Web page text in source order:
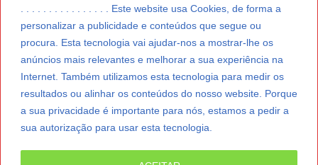
. . . . . . . . . . . . . . . . Este website usa Cookies, de forma a
personalizar a publicidade e conteúdos que segue ou
procura. Esta tecnologia vai ajudar-nos a mostrar-lhe os
anúncios mais relevantes e melhorar a sua experiência na
Internet. Também utilizamos esta tecnologia para medir os
resultados ou alinhar os conteúdos do nosso website. Porque
a sua privacidade é importante para nós, estamos a pedir a
sua autorização para usar esta tecnologia.
Lua Afonso vence prémio internacional de liderança
Agosto 7, 2026
Preparar o carro para as férias de Verão
Agosto 5, 2026